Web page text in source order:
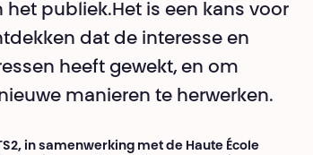
publiek.Het is een kans voor
dat de interesse en
heeft gewekt, en om
manieren te herwerken.
in samenwerking met de Haute École